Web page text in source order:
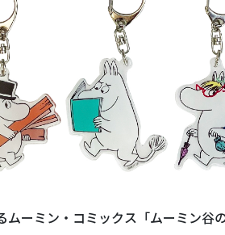
ムーミン・コミックス「ムーミン谷